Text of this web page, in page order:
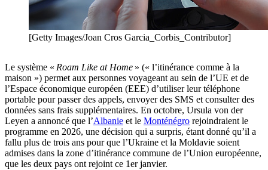
[Getty Images/Joan Cros Garcia_Corbis_Contributor]
Le système « Roam Like at Home » (« l’itinérance comme à la
maison ») permet aux personnes voyageant au sein de l’UE et de
l’Espace économique européen (EEE) d’utiliser leur téléphone
portable pour passer des appels, envoyer des SMS et consulter des
données sans frais supplémentaires. En octobre, Ursula von der
Leyen a annoncé que l’Albanie et le Monténégro rejoindraient le
programme en 2026, une décision qui a surpris, étant donné qu’il a
fallu plus de trois ans pour que l’Ukraine et la Moldavie soient
admises dans la zone d’itinérance commune de l’Union européenne,
que les deux pays ont rejoint ce 1er janvier.